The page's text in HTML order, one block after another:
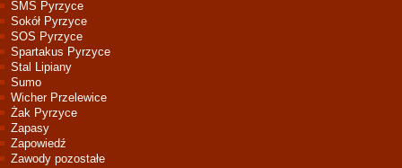
SMS Pyrzyce
Sokół Pyrzyce
SOS Pyrzyce
Spartakus Pyrzyce
Stal Lipiany
Sumo
Wicher Przelewice
Żak Pyrzyce
Zapasy
Zapowiedź
Zawody pozostałe